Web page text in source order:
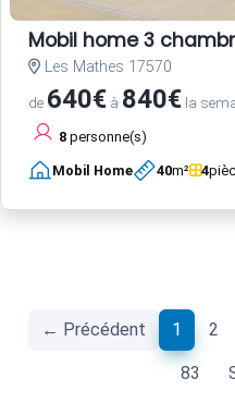
Mobil home 3
Les Mathes 17570
de 640€ à 840€ la
8 personne(s)
Mobil Home 40m² 4
← Précédent 1 (current)
2
83